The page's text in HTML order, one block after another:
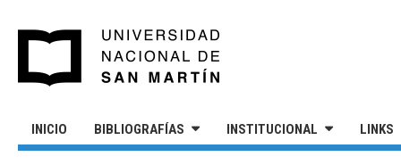
INICIO BIBLIOGRAFÍAS INSTITUCIONAL LINKS